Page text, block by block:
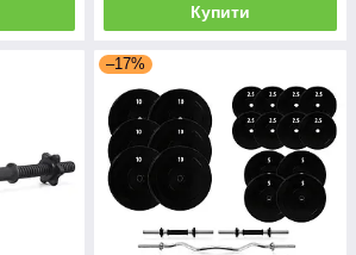
Купити
–17%